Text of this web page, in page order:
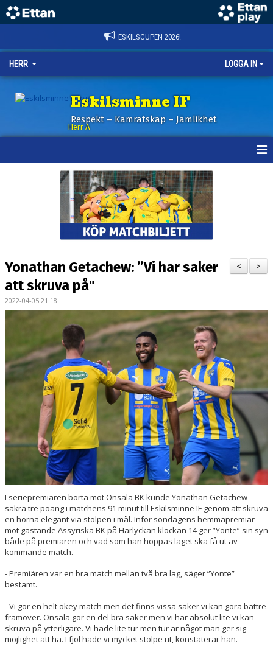
ESKILSCUPEN 2026!
HERR LOGGA IN
Eskilsminne IF
Respekt – Kamratskap – Jämlikhet
Herr A
BILDGALLERI
KONTAKT
ETTAN SÖDRA
>
<
Yonathan Getachew: ”Vi har saker
att skruva på"
2022-04-05 21:18
I seriepremiären borta mot Onsala BK kunde Yonathan Getachew
säkra tre poäng i matchens 91 minut till Eskilsminne IF genom att skruva
en hörna elegant via stolpen i mål. Inför söndagens hemmapremiär
mot gästande Assyriska BK på Harlyckan klockan 14 ger ”Yonte” sin syn
både på premiären och vad som han hoppas laget ska få ut av
kommande match.
- Premiären var en bra match mellan två bra lag, säger ”Yonte”
bestämt.
- Vi gör en helt okey match men det finns vissa saker vi kan göra bättre
framöver. Onsala gör en del bra saker men vi har absolut lite vi kan
skruva på ytterligare. Vi hade lite tur men tur är något man ger sig
möjlighet att ha. I fjol hade vi mycket stolpe ut, konstaterar han.